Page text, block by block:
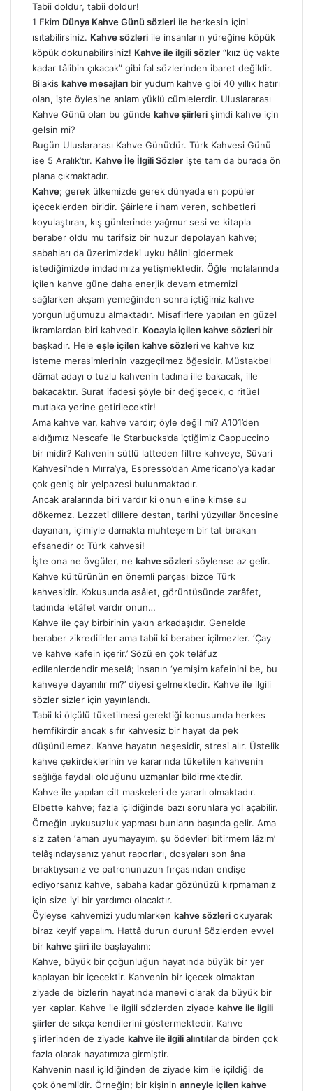
Tabii doldur, tabii doldur!
1 Ekim Dünya Kahve Günü sözleri ile herkesin içini
ısıtabilirsiniz. Kahve sözleri ile insanların yüreğine köpük
köpük dokunabilirsiniz! Kahve ile ilgili sözler “kıız üç vakte
kadar tâlibin çıkacak” gibi fal sözlerinden ibaret değildir.
Bilakis kahve mesajları bir yudum kahve gibi 40 yıllık hatırı
olan, işte öylesine anlam yüklü cümlelerdir. Uluslararası
Kahve Günü olan bu günde kahve şiirleri şimdi kahve için
gelsin mi?
Bugün Uluslararası Kahve Günü’dür. Türk Kahvesi Günü
ise 5 Aralık’tır. Kahve İle İlgili Sözler işte tam da burada ön
plana çıkmaktadır.
Kahve; gerek ülkemizde gerek dünyada en popüler
içeceklerden biridir. Şâirlere ilham veren, sohbetleri
koyulaştıran, kış günlerinde yağmur sesi ve kitapla
beraber oldu mu tarifsiz bir huzur depolayan kahve;
sabahları da üzerimizdeki uyku hâlini gidermek
istediğimizde imdadımıza yetişmektedir. Öğle molalarında
içilen kahve güne daha enerjik devam etmemizi
sağlarken akşam yemeğinden sonra içtiğimiz kahve
yorgunluğumuzu almaktadır. Misafirlere yapılan en güzel
ikramlardan biri kahvedir. Kocayla içilen kahve sözleri bir
başkadır. Hele eşle içilen kahve sözlerive kahve kız
isteme merasimlerinin vazgeçilmez öğesidir. Müstakbel
dâmat adayı o tuzlu kahvenin tadına ille bakacak, ille
bakacaktır. Surat ifadesi şöyle bir değişecek, o ritüel
mutlaka yerine getirilecektir!
Ama kahve var, kahve vardır; öyle değil mi? A101’den
aldığımız Nescafe ile Starbucks’da içtiğimiz Cappuccino
bir midir? Kahvenin sütlü latteden filtre kahveye, Süvari
Kahvesi’nden Mırra’ya, Espresso’dan Americano’ya kadar
çok geniş bir yelpazesi bulunmaktadır.
Ancak aralarında biri vardır ki onun eline kimse su
dökemez. Lezzeti dillere destan, tarihi yüzyıllar öncesine
dayanan, içimiyle damakta muhteşem bir tat bırakan
efsanedir o: Türk kahvesi!
İşte ona ne övgüler, ne kahve sözleri söylense az gelir.
Kahve kültürünün en önemli parçası bizce Türk
kahvesidir. Kokusunda asâlet, görüntüsünde zarâfet,
tadında letâfet vardır onun…
Kahve ile çay birbirinin yakın arkadaşıdır. Genelde
beraber zikredilirler ama tabii ki beraber içilmezler. ‘Çay
ve kahve kafein içerir.’ Sözü en çok telâfuz
edilenlerdendir meselâ; insanın ‘yemişim kafeinini be, bu
kahveye dayanılır mı?’ diyesi gelmektedir. Kahve ile ilgili
sözler sizler için yayınlandı.
Tabii ki ölçülü tüketilmesi gerektiği konusunda herkes
hemfikirdir ancak sıfır kahvesiz bir hayat da pek
düşünülemez. Kahve hayatın neşesidir, stresi alır. Üstelik
kahve çekirdeklerinin ve kararında tüketilen kahvenin
sağlığa faydalı olduğunu uzmanlar bildirmektedir.
Kahve ile yapılan cilt maskeleri de yararlı olmaktadır.
Elbette kahve; fazla içildiğinde bazı sorunlara yol açabilir.
Örneğin uykusuzluk yapması bunların başında gelir. Ama
siz zaten ‘aman uyumayayım, şu ödevleri bitirmem lâzım’
telâşındaysanız yahut raporları, dosyaları son âna
bıraktıysanız ve patronunuzun fırçasından endişe
ediyorsanız kahve, sabaha kadar gözünüzü kırpmamanız
için size iyi bir yardımcı olacaktır.
Öyleyse kahvemizi yudumlarken kahve sözleri okuyarak
biraz keyif yapalım. Hattâ durun durun! Sözlerden evvel
bir kahve şiiri ile başlayalım:
Kahve, büyük bir çoğunluğun hayatında büyük bir yer
kaplayan bir içecektir. Kahvenin bir içecek olmaktan
ziyade de bizlerin hayatında manevi olarak da büyük bir
yer kaplar. Kahve ile ilgili sözlerden ziyade kahve ile ilgili
şiirler de sıkça kendilerini göstermektedir. Kahve
şiirlerinden de ziyade kahve ile ilgili alıntılarda birden çok
fazla olarak hayatımıza girmiştir.
Kahvenin nasıl içildiğinden de ziyade kim ile içildiği de
çok önemlidir. Örneğin; bir kişinin anneyle içilen kahve